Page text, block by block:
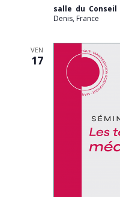
salle du Conseil
Denis, France
VEN
17